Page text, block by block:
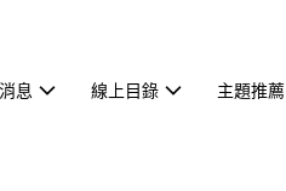
息 線上目錄 主題推薦